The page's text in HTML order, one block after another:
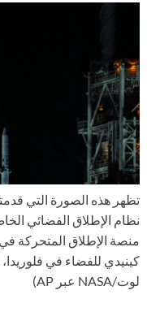
لوت/NASA عبر AP)